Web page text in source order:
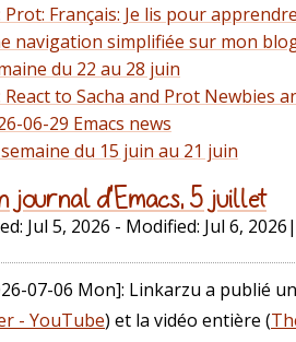
Prot: Français: Je lis pour
navigation simplifiée sur mon
du 22 au 28 juin
React to Sacha and Prot Newbies
06-29 Emacs news
du 15 juin au 21 juin
journal d'Emacs, 5 juillet
Jul 5, 2026 - Modified: Jul 6, 2026|
07-06 Mon]: Linkarzu a publié
- YouTube) et la vidéo entière (